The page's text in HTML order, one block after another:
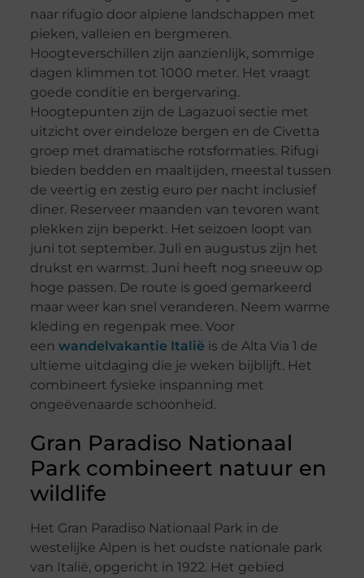
naar rifugio door alpiene landschappen met
pieken, valleien en bergmeren.
Hoogteverschillen zijn aanzienlijk, sommige
dagen klimmen tot 1000 meter. Het vraagt
goede conditie en bergervaring.
Hoogtepunten zijn de Lagazuoi sectie met
uitzicht over eindeloze bergen en de Civetta
groep met dramatische rotsformaties. Rifugi
bieden bedden en maaltijden, meestal tussen
de veertig en zestig euro per nacht inclusief
diner. Reserveer maanden van tevoren want
plekken zijn beperkt. Het seizoen loopt van
juni tot september. Juli en augustus zijn het
drukst en warmst. Juni heeft nog sneeuw op
hoge passen. De route is goed gemarkeerd
maar weer kan snel veranderen. Neem warme
kleding en regenpak mee. Voor
een wandelvakantie Italië is de Alta Via 1 de
ultieme uitdaging die je weken bijblijft. Het
combineert fysieke inspanning met
ongeëvenaarde schoonheid.
Gran Paradiso Nationaal
Park combineert natuur en
wildlife
Het Gran Paradiso Nationaal Park in de
westelijke Alpen is het oudste nationale park
van Italië, opgericht in 1922. Het gebied